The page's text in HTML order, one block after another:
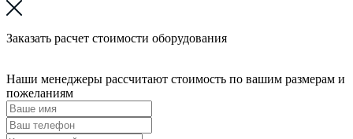
Заказать расчет стоимости оборудования
Наши менеджеры рассчитают стоимость по вашим размерам и
пожеланиям